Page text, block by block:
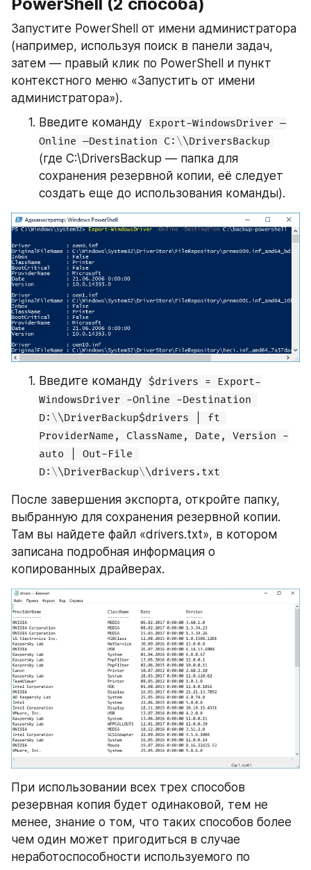
Запустите PowerShell от имени администратора
(например, используя поиск в панели задач,
затем — правый клик по PowerShell и пункт
контекстного меню «Запустить от имени
администратора»).
Введите команду
Export-WindowsDriver —
Online —Destination C:\\DriversBackup
(где C:\DriversBackup — папка для
сохранения резервной копии, её следует
создать еще до использования команды).
Введите команду $drivers = Export-
WindowsDriver -Online -Destination
D:\\DriverBackup$drivers | ft
ProviderName, ClassName, Date, Version -
auto | Out-File
D:\\DriverBackup\\drivers.txt
После завершения экспорта, откройте папку,
выбранную для сохранения резервной копии.
Там вы найдете файл «drivers.txt», в котором
записана подробная информация о
копированных драйверах.
При использовании всех трех способов
резервная копия будет одинаковой, тем не
менее, знание о том, что таких способов более
чем один может пригодиться в случае
неработоспособности используемого по